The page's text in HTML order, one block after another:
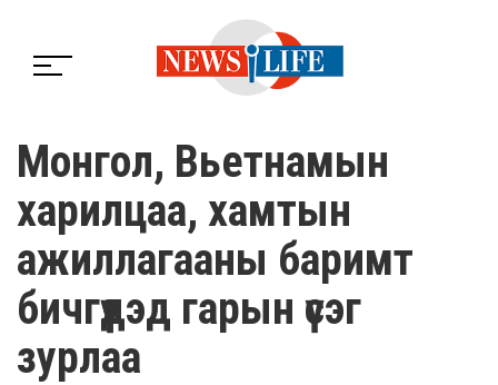
Монгол, Вьетнамын
харилцаа, хамтын
ажиллагааны баримт
бичгүүдэд гарын үсэг
зурлаа